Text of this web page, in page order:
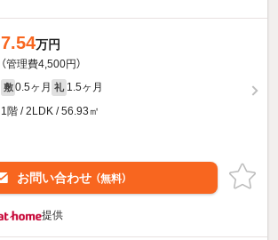
7.54万円
（管理費4,500円）
敷 0.5ヶ月 礼 1.5ヶ月
1階 / 2LDK / 56.93㎡
お問い合わせ （無料）
提供